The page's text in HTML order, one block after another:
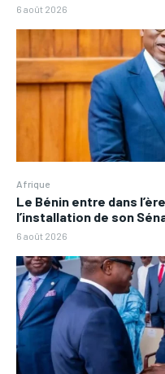
6 août 2026
Afrique
Le Bénin entre dans
l’installation de son
6 août 2026